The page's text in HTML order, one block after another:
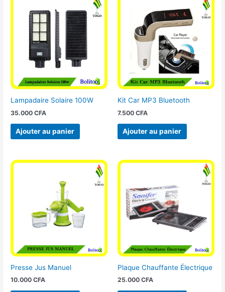
Lampadaire Solaire 100W
35.000CFA
Ajouter au panier
Kit Car MP3 Bluetooth
7.500 CFA
Ajouter au panier
Presse Jus Manuel
10.000CFA
Plaque Chauffante Électrique
25.000 CFA